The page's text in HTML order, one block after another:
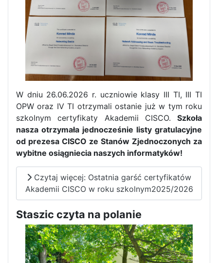
Zakończenie praktyk w
Portugalii
Rozpoczęcie kampanii „Gotowi
na kryzys” w ZSP w Iłży
Pierwszy tydzień praktyk
zawodowych naszych uczniów
w Portugalii za nami!
W dniu 26.06.2026 r. uczniowie klasy III TI, III TI
OPW oraz IV TI otrzymali ostanie już w tym roku
szkolnym certyfikaty Akademii CISCO. Szkoła
nasza otrzymała jednocześnie listy gratulacyjne
od prezesa CISCO ze Stanów Zjednoczonych za
wybitne osiągniecia naszych informatyków!
Czytaj więcej: Ostatnia garść certyfikatów
Akademii CISCO w roku szkolnym2025/2026
Staszic czyta na polanie